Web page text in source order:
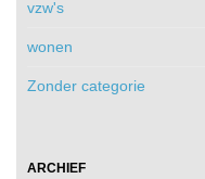
vzw's
wonen
Zonder categorie
ARCHIEF